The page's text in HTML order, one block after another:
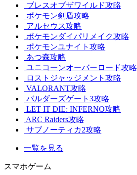
ブレスオブザワイルド攻略
ポケモン剣盾攻略
アルセウス攻略
ポケモンダイパリメイク攻略
ポケモンユナイト攻略
あつ森攻略
ユニコーンオーバーロード攻略
ロストジャッジメント攻略
VALORANT攻略
バルダーズゲート3攻略
LET IT DIE: INFERNO攻略
ARC Raiders攻略
サブノーティカ2攻略
一覧を見る
スマホゲーム